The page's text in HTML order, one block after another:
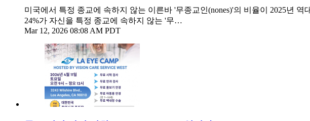
미국에서 특정 종교에 속하지 않는 이른바 '무종교인(nones)'의 비율이 2025년
24%가 자신을 특정 종교에 속하지 않는 '무…
Mar 12, 2026 08:08 AM PDT